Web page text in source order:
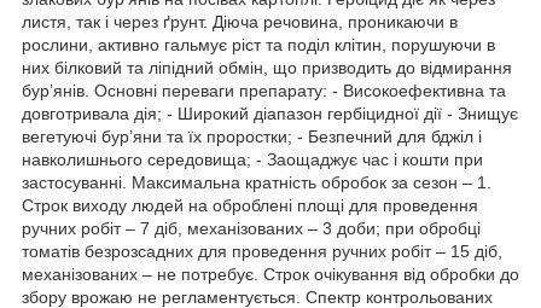
листя, так і через ґрунт. Діюча речовина, проникаючи в
рослини, активно гальмує ріст та поділ клітин, порушуючи в
них білковий та ліпідний обмін, що призводить до відмирання
бур’янів. Основні переваги препарату: - Високоефективна та
довготривала дія; - Широкий діапазон гербіцидної дії - Знищує
вегетуючі бур’яни та їх проростки; - Безпечний для бджіл і
навколишнього середовища; - Заощаджує час і кошти при
застосуванні. Максимальна кратність обробок за сезон – 1.
Строк виходу людей на оброблені площі для проведення
ручних робіт – 7 діб, механізованих – 3 доби; при обробці
томатів безрозсадних для проведення ручних робіт – 15 діб,
механізованих – не потребує. Строк очікування від обробки до
збору врожаю не регламентується. Спектр контрольованих